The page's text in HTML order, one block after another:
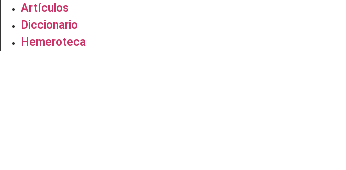
Artículos
Diccionario
Hemeroteca